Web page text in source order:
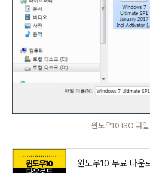
윈도우10 ISO 파일
윈도우10 무료 다운